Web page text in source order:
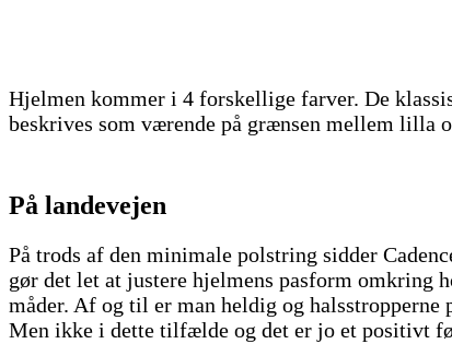
Hjelmen kommer i 4 forskellige farver. De
beskrives som værende på grænsen mellem lilla
På landevejen
På trods af den minimale polstring sidder
gør det let at justere hjelmens pasform omkring
måder. Af og til er man heldig og
Men ikke i dette tilfælde og det er jo et positivt